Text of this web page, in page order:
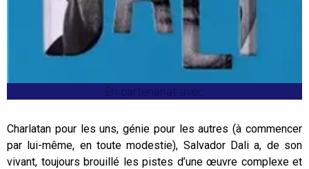
En partenariat avec
Charlatan pour les uns, génie pour les autres (à commencer
par lui-même, en toute modestie), Salvador Dali a, de son
vivant, toujours brouillé les pistes d’une œuvre complexe et